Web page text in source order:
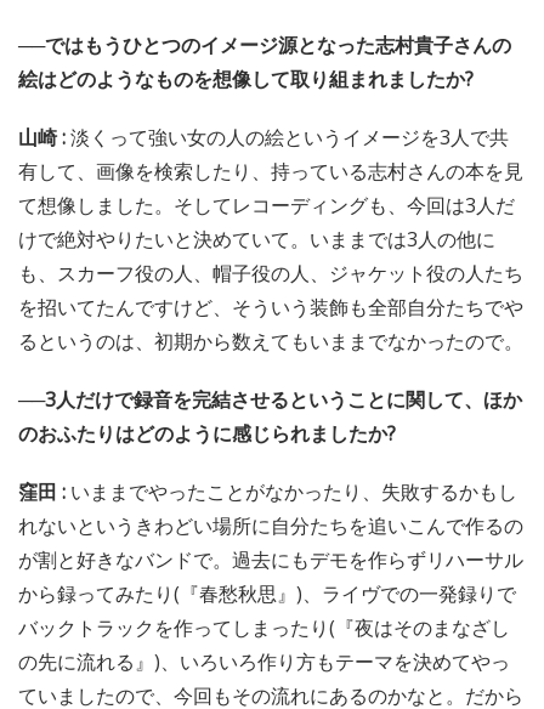
──ではもうひとつのイメージ源となった志村貴子さんの
絵はどのようなものを想像して取り組まれましたか?
山崎 :淡くって強い女の人の絵というイメージを3人で共
有して、画像を検索したり、持っている志村さんの本を見
て想像しました。そしてレコーディングも、今回は3人だ
けで絶対やりたいと決めていて。いままでは3人の他に
も、スカーフ役の人、帽子役の人、ジャケット役の人たち
を招いてたんですけど、そういう装飾も全部自分たちでや
るというのは、初期から数えてもいままでなかったので。
──3人だけで録音を完結させるということに関して、ほか
のおふたりはどのように感じられましたか?
窪田 : いままでやったことがなかったり、失敗するかもし
れないというきわどい場所に自分たちを追いこんで作るの
が割と好きなバンドで。過去にもデモを作らずリハーサル
から録ってみたり(『春愁秋思』)、ライヴでの一発録りで
バックトラックを作ってしまったり(『夜はそのまなざし
の先に流れる』)、いろいろ作り方もテーマを決めてやっ
ていましたので、今回もその流れにあるのかなと。だから